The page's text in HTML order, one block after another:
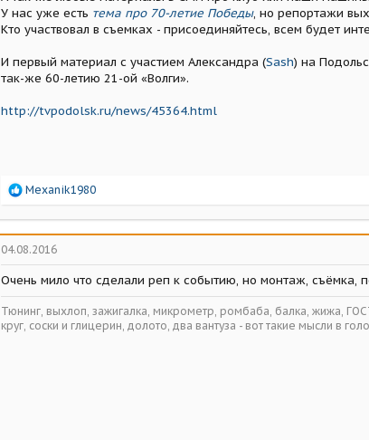
У нас уже есть тема про 70-летие Победы, но репортажи
Кто участвовал в съемках - присоединяйтесь, всем будет
И первый материал с участием Александра (Sash) на
так-же 60-летию 21-ой «Волги».
http://tvpodolsk.ru/news/45364.html
Р
а
к
ц
и
Mexanik1980
04.08.2016
Очень мило что сделали реп к событию, но монтаж, съёмка,
Тюнинг, выхлоп, зажигалка, микрометр, ромбаба, балка, жижа,
круг, соски и глицерин, долото, два вантуза - вот такие мысли в